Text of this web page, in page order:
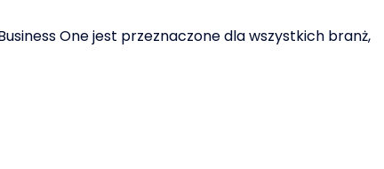
One jest przeznaczone dla wszystkich branż,